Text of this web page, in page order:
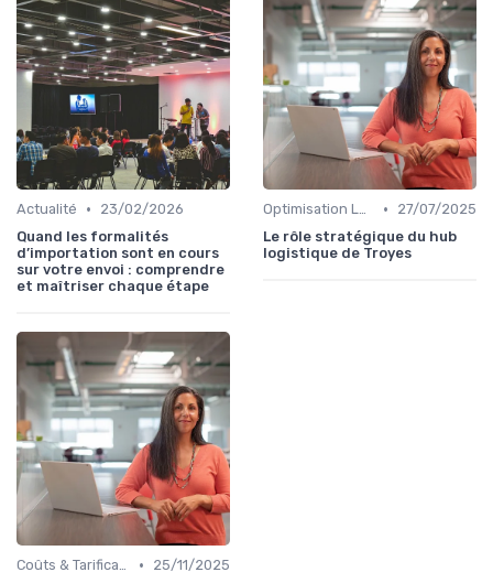
Actualité •
23/02/2026
Quand les formalités
d’importation sont en cours
sur votre envoi : comprendre
et maîtriser chaque étape
Optimisation Logistique •
27/07/2025
Le rôle stratégique du hub
logistique de Troyes
Coûts & Tarification •
25/11/2025